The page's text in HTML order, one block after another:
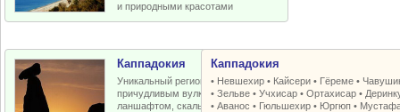
и природными красотами
Каппадокия
Уникальный регион Турции с
причудливым вулканическим
ланшафтом, скальными церквями,
Каппадокия
• Невшехир • Кайсери • Гёреме •
•Зельве •Учхисар •Ортахисар •
•Аванос • Гюльшехир • Юргюп •